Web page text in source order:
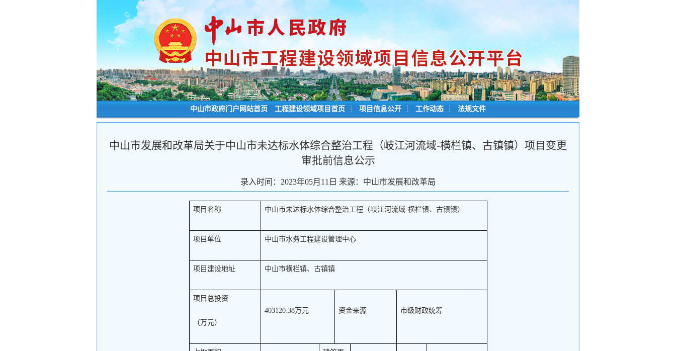
中山市政府门户网站首页 工程建设领域项目首页 ┊ 项目信息公开 ┊ 工作动态 ┊ 法规文件
中山市发展和改革局关于中山市未达标水体综合整治工程（岐江河流域-横栏镇、古镇镇）项目变更
审批前信息公示
录入时间：2023年05月11日 来源：中山市发展和改革局
项目名称 中山市未达标水体综合整治工程（岐江河流域-横栏镇、古镇镇）
项目单位 中山市水务工程建设管理中心
项目建设地址 中山市横栏镇、古镇镇
项目总投资
（万元）
403120.38万元 资金来源 市级财政统筹